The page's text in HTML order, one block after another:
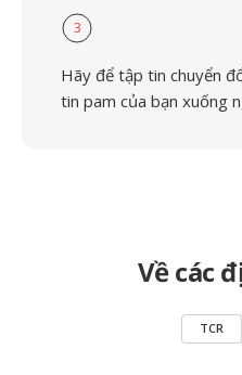
3
Hãy để tập tin chuyển
tin pam của bạn xuống
Về các
TCR